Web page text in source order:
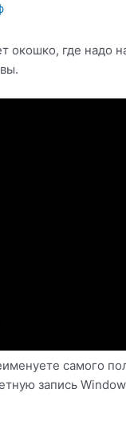
окошко, где надо
самого
запись